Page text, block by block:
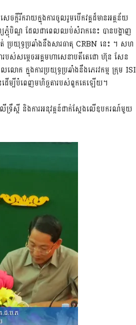
ក្តី​​រីក​រាយ​ក្នុង​ការ​ចូល​រួម​បើក​វគ្គ​ដ៏​មាន​អត្ថ​ន័យ​
ភ្ជុំបិណ្ឌ ដែល​ជា​ពេល​ឈប់​សំរាក​នេះ​ បាន​​ប​ង្ហា​ញ​
ាត់​ ប្រ​យុទ្ធ​ប្រ​ឆាំង​នឹង​សារ​ធាតុ CRBN នេះ ។ ស​ហ​
របស់​សម្តេច​អគ្គ​មហា​សេនា​បតី​​តេជោ ហ៊ុន សែន
ក ក្នុង​ការ​ប្រ​យុទ្ធ​ប្រ​ឆាំង​នឹង​ភេរវ​កម្ម​ ក្រុម I​S​I​
ដើម្បី​​បំពេញ​​មហិច្ឆ​តា​របស់​ពួក​គេ​ឡើយ​។
ទ្រឹស្តី​ និង​ការ​អនុ​វត្តន៍​ជាក់​ស្តែង​លើ​ឧប​ករណ៍​មួយ​